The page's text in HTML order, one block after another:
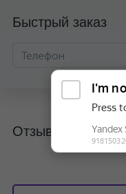
Быстрый заказ
Отзывы